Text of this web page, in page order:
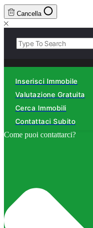
Cancella
Inserisci Immobile
Valutazione Gratuita
Cerca Immobili
Contattaci Subito
Come puoi contattarci?